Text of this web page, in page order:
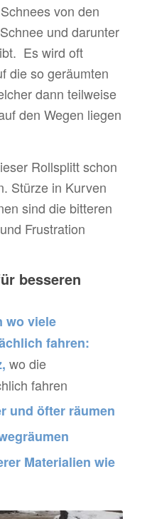
von den
und darunter
Es wird oft
die so geräumten
dann teilweise
den Wegen liegen
Rollsplitt schon
Stürze in Kurven
sind die bitteren
Frustration
besseren
wo viele
fahren:
wo die
fahren
und öfter räumen
Materialien wie